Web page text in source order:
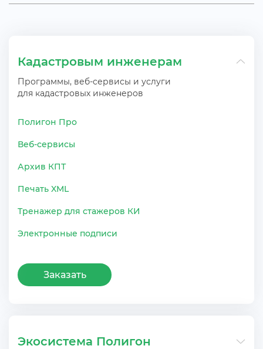
Кадастровым инженерам
Программы, веб-сервисы и услуги
для кадастровых инженеро
Полигон Про
еб-сервисы
Архив КПТ
Печать XML
Тренажер для стажеров КИ
Электронные подписи
Заказать
Экосистема Полигон